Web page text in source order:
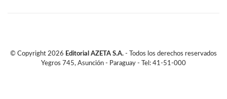
© Copyright 2026 Editorial AZETA S.A. - Todos los derechos reservados
Yegros 745, Asunción - Paraguay - Tel: 41-51-000